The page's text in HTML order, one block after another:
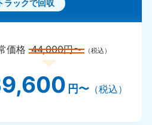
ラックで回収
価格44,000円〜 （税込）
円〜（税込）